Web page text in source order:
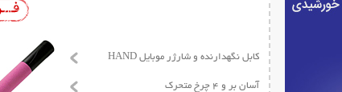
کابل نگهدارنده و شارژر موبایل HAND
آسان بر و 4 چرخ متحرک